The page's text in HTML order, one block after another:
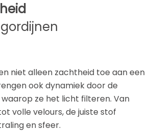
niet alleen zachtheid toe aan een
ook dynamiek door de
ze het licht filteren. Van
volle velours, de juiste stof
en sfeer.